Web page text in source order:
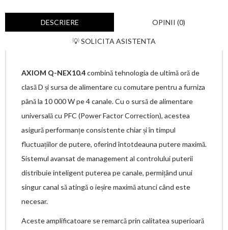
DESCRIERE OPINII (0)
💡 SOLICITA ASISTENTA
AXIOM Q-NEX10.4combină tehnologia de ultimă oră de
clasă D și sursa de alimentare cu comutare pentru a furniza
până la 10 000 W pe 4 canale. Cu o sursă de alimentare
universală cu PFC (Power Factor Correction), acestea
asigură performanțe consistente chiar și în timpul
fluctuațiilor de putere, oferind întotdeauna putere maximă.
Sistemul avansat de management al controlului puterii
distribuie inteligent puterea pe canale, permițând unui
singur canal să atingă o ieșire maximă atunci când este
necesar.
Aceste amplificatoare se remarcă prin calitatea superioară